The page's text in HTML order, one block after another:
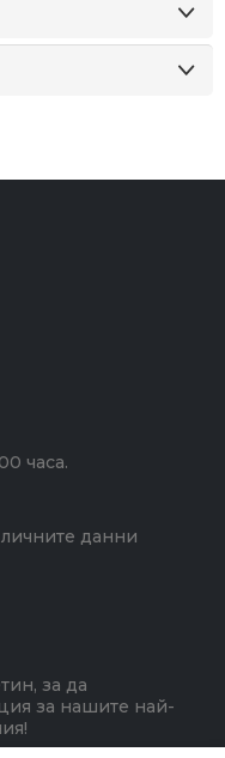
часа.
данни
за да
за нашите най-